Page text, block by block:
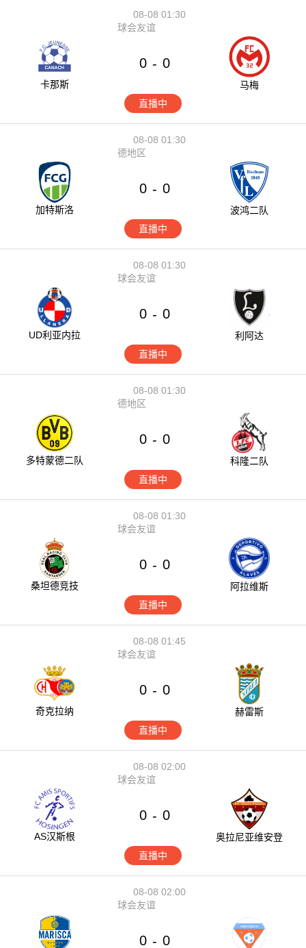
08-08 01:30
球会友谊
卡那斯
0 - 0
马梅
直播中
08-08 01:30
德地区
加特斯洛
0 - 0
波鸿二队
直播中
08-08 01:30
球会友谊
UD利亚内拉
0 - 0
利阿达
直播中
08-08 01:30
德地区
多特蒙德二队
0 - 0
科隆二队
直播中
08-08 01:30
球会友谊
桑坦德竞技
0 - 0
阿拉维斯
直播中
08-08 01:45
球会友谊
奇克拉纳
0 - 0
赫雷斯
直播中
08-08 02:00
球会友谊
AS汉斯根
0 - 0
奥拉尼亚维安登
直播中
08-08 02:00
球会友谊
0 - 0